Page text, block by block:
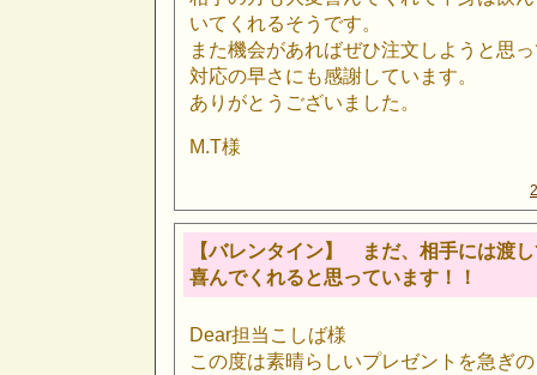
いてくれるそうです。
また機会があればぜひ注文しようと思
対応の早さにも感謝しています。
ありがとうございました。
M.T様
【バレンタイン】 まだ、相手には渡
喜んでくれると思っています！！
Dear担当こしば様
この度は素晴らしいプレゼントを急ぎ